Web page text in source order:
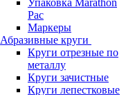
Упаковка Marathon
Pac
Маркеры
Абразивные круги
Круги отрезные по
металлу
Круги зачистные
Круги лепестковые